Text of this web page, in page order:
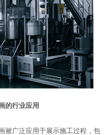
的行业应用
被广泛应用于展示施工过程，包